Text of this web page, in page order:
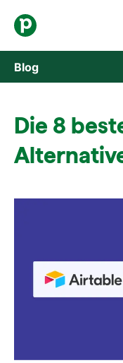
Blog
Marketing
Die 8